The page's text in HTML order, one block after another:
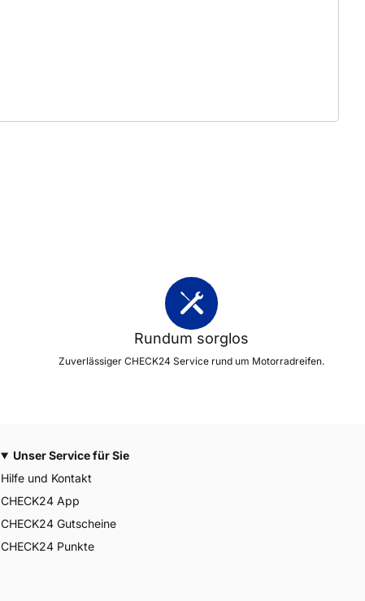
Rundum sorglos
Zuverlässiger CHECK24 Service rund um Motorradreifen.
Unser Service für Sie
Hilfe und Kontakt
CHECK24 App
CHECK24 Gutscheine
CHECK24 Punkte